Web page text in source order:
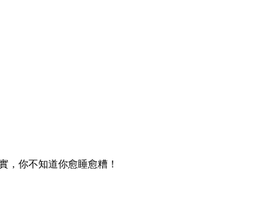
，你不知道你愈睡愈糟！